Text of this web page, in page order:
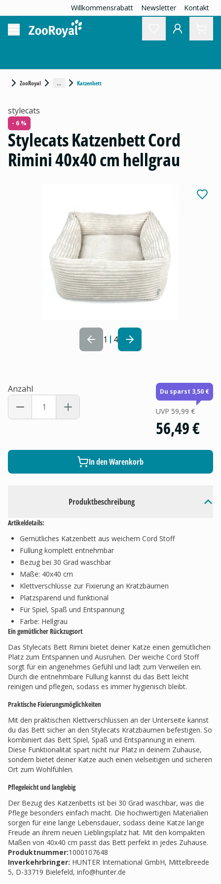
Willkommensrabatt Newsletter Kontakt
ZooRoyal ... Katzenbett
1 4
Produktbeschreibung
Artikeldetails:
Gemütliches Katzenbett aus weichem Cord Stoff
Füllung komplett entnehmbar
Bezug bei 30 Grad waschbar
Maße: 40x40 cm
Klettverschlüsse zur Fixierung an Kratzbäumen
Platzsparend und funktional
Für Spiel, Spaß und Entspannung
Farbe: Hellgrau
Ein gemütlicher Rückzugsort
Das Stylecats Bett Rimini bietet deiner Katze einen gemütlichen
Platz zum Entspannen und Ausruhen. Der weiche Cord Stoff
sorgt für ein angenehmes Gefühl und lädt zum Verweilen ein.
Durch die entnehmbare Füllung kannst du das Bett leicht
reinigen und pflegen, sodass es immer hygienisch bleibt.
Praktische Fixierungsmöglichkeiten
Mit den praktischen Klettverschlüssen an der Unterseite kannst
du das Bett sicher an den Stylecats Kratzbäumen befestigen. So
kombiniert das Bett Spiel, Spaß und Entspannung in einem.
Diese Funktionalität spart nicht nur Platz in deinem Zuhause,
sondern bietet deiner Katze auch einen vielseitigen und sicheren
Ort zum Wohlfühlen.
Pflegeleicht und langlebig
Der Bezug des Katzenbetts ist bei 30 Grad waschbar, was die
Pflege besonders einfach macht. Die hochwertigen Materialien
sorgen für eine lange Lebensdauer, sodass deine Katze lange
Freude an ihrem neuen Lieblingsplatz hat. Mit den kompakten
Maßen von 40x40 cm passt das Bett perfekt in jedes Zuhause.
Produktnummer:1000107648
Inverkehrbringer: HUNTER International GmbH, Mittelbreede
5, D-33719 Bielefeld, info@hunter.de
stylecats
- 6 %
Stylecats Katzenbett Cord
Rimini 40x40 cm hellgrau
Anzahl Du sparst 3,50 €
UVP 59,99 €
56,49 €
In den Warenkorb